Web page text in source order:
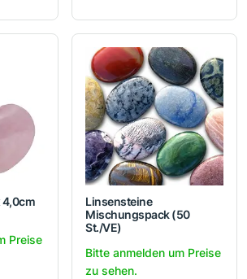
4,0cm
Preise
Linsensteine
Mischungspack (50
St./VE)
Bitte anmelden um Preise
zu sehen.